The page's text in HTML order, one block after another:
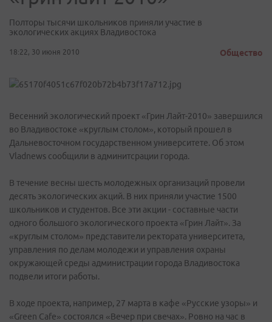
Полторы тысячи школьников приняли участие в
экологических акциях Владивостока
18:22, 30 июня 2010 Общество
Весенний экологический проект «Грин Лайт-2010» завершился
во Владивостоке «круглым столом», который прошел в
Дальневосточном государственном университете. Об этом
Vladnews сообщили в админитсрации города.
В течение весны шесть молодежных организаций провели
десять экологических акций. В них приняли участие 1500
школьников и студентов. Все эти акции - составные части
одного большого экологического проекта «Грин Лайт». За
«круглым столом» представители ректората университета,
управления по делам молодежи и управления охраны
окружающей среды администрации города Владивостока
подвели итоги работы.
В ходе проекта, например, 27 марта в кафе «Русские узоры» и
«Green Cafe» состоялся «Вечер при свечах». Ровно на час в